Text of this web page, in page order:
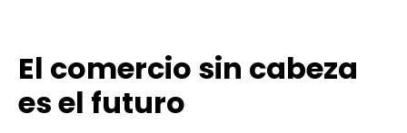
El comercio sin cabeza
es el futuro